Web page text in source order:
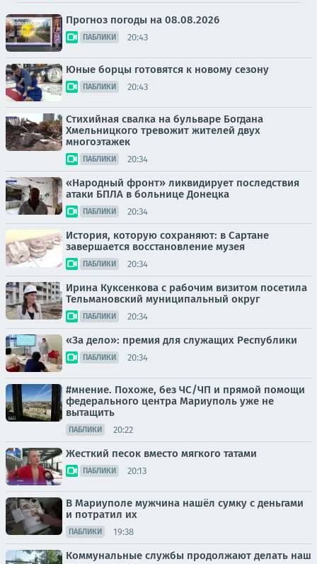
Прогноз погоды на 08.08.2026
ПАБЛИКИ 20:43
Юные борцы готовятся к новому сезону
ПАБЛИКИ 20:43
Стихийная свалка на бульваре Богдана
Хмельницкого тревожит жителей двух
многоэтажек
ПАБЛИКИ 20:34
«Народный фронт» ликвидирует последствия
атаки БПЛА в больнице Донецка
ПАБЛИКИ 20:34
История, которую сохраняют: в Сартане
завершается восстановление музея
ПАБЛИКИ 20:34
Ирина Куксенкова с рабочим визитом посетила
Тельмановский муниципальный округ
ПАБЛИКИ 20:34
«За дело»: премия для служащих Республики
ПАБЛИКИ 20:34
#мнение. Похоже, без ЧС/ЧП и прямой помощи
федерального центра Мариуполь уже не
вытащить
ПАБЛИКИ 20:22
Жесткий песок вместо мягкого татами
ПАБЛИКИ 20:13
В Мариуполе мужчина нашёл сумку с деньгами
и потратил их
ПАБЛИКИ 19:38
Коммунальные службы продолжают делать наш